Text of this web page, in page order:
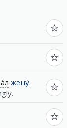
жену́.